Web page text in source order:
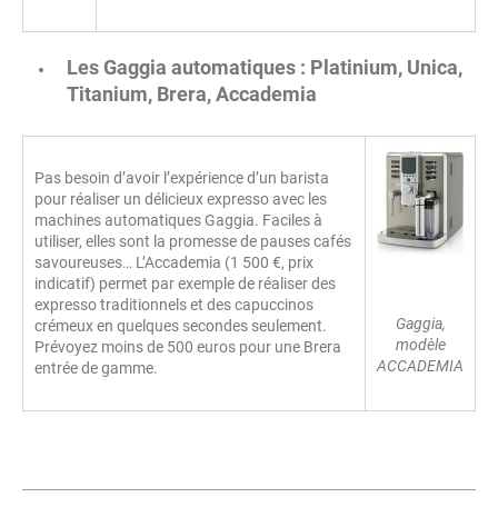
Les Gaggia automatiques : Platinium, Unica,
Titanium, Brera, Accademia
Pas besoin d’avoir l’expérience d’un barista
pour réaliser un délicieux expresso avec les
machines automatiques Gaggia. Faciles à
utiliser, elles sont la promesse de pauses cafés
savoureuses… L’Accademia (1 500 €, prix
indicatif) permet par exemple de réaliser des
expresso traditionnels et des capuccinos
crémeux en quelques secondes seulement.
Prévoyez moins de 500 euros pour une Brera
entrée de gamme.
Gaggia,
modèle
ACCADEMIA